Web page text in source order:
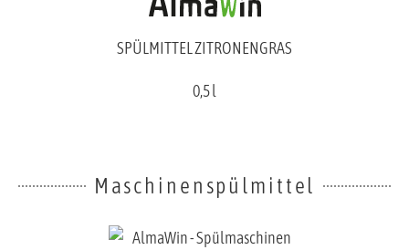
SPÜLMITTEL ZITRONENGRAS
0,5 l
Maschinenspülmittel